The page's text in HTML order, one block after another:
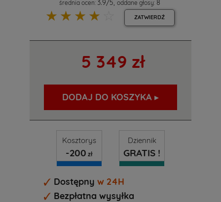
średnia ocen: 3.9/5 oddane głosy: 8
☆
☆
☆
☆ ZATWIERDŹ
5 349 zł
DODAJ DO KOSZYKA ▸
Kosztorys
-200 zł
Dziennik
GRATIS !
Dostępny w 24H
Bezpłatna wysyłka